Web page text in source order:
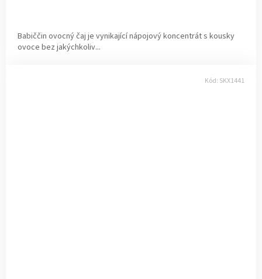
Babiččin ovocný čaj je vynikající nápojový koncentrát s kousky
ovoce bez jakýchkoliv...
Kód: SKX1441